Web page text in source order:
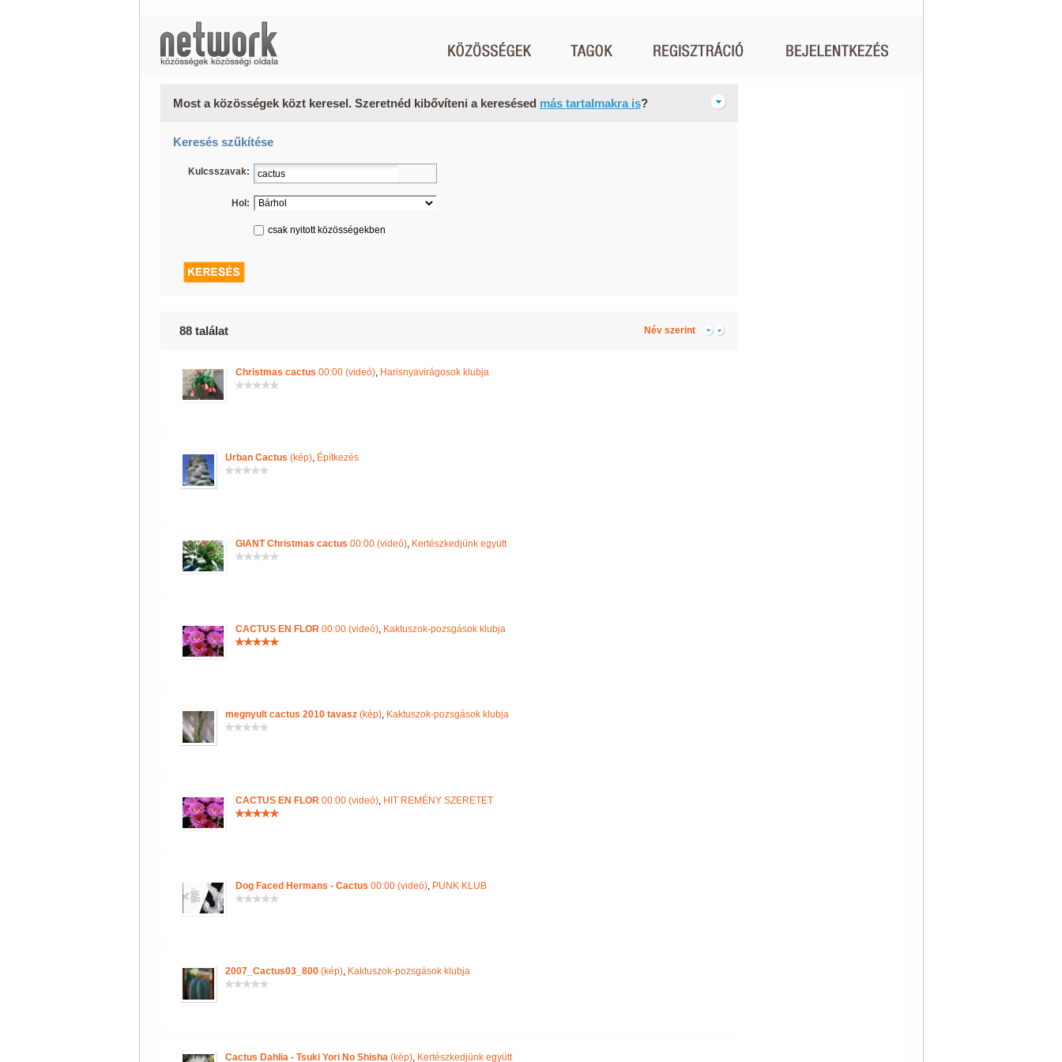
Most a közösségek közt keresel. Szeretnéd kibővíteni a keresésed más tartalmakra is?
Keresés szűkítése
Kulcsszavak:
Hol:
csak nyitott közösségekben
88 találat Név szerint
Christmas cactus 00:00 (videó), Harisnyavirágosok klubja
Urban Cactus (kép), Építkezés
GIANT Christmas cactus 00:00 (videó), Kertészkedjünk együtt
CACTUS EN FLOR00:00 (videó), Kaktuszok-pozsgások klubja
megnyult cactus 2010 tavasz(kép), Kaktuszok-pozsgások klubja
CACTUS EN FLOR00:00 (videó), HIT REMÉNY SZERETET
Dog Faced Hermans - Cactus 00:00 (videó), PUNK KLUB
2007_Cactus03_800(kép), Kaktuszok-pozsgások klubja
Cactus Dahlia - Tsuki Yori No Shisha(kép), Kertészkedjünk együtt